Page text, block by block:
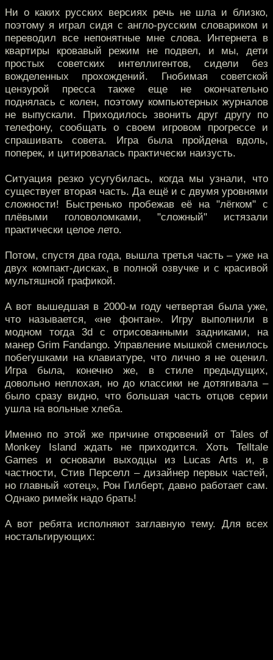
Ни о каких русских версиях речь не шла и близко,
поэтому я играл сидя с англо-русским словариком и
переводил все непонятные мне слова. Интернета в
квартиры кровавый режим не подвел, и мы, дети
простых советских интеллигентов, сидели без
вожделенных прохождений. Гнобимая советской
цензурой пресса также еще не окончательно
поднялась с колен, поэтому компьютерных журналов
не выпускали. Приходилось звонить друг другу по
телефону, сообщать о своем игровом прогрессе и
спрашивать совета. Игра была пройдена вдоль,
поперек, и цитировалась практически наизусть.
Ситуация резко усугубилась, когда мы узнали, что
существует вторая часть. Да ещё и с двумя уровнями
сложности! Быстренько пробежав её на "лёгком" с
плёвыми головоломками, "сложный" истязали
практически целое лето.
Потом, спустя два года, вышла третья часть – уже на
двух компакт-дисках, в полной озвучке и с красивой
мультяшной графикой.
А вот вышедшая в 2000-м году четвертая была уже,
что называется, «не фонтан». Игру выполнили в
модном тогда 3d с отрисованными задниками, на
манер Grim Fandango. Управление мышкой сменилось
побегушками на клавиатуре, что лично я не оценил.
Игра была, конечно же, в стиле предыдущих,
довольно неплохая, но до классики не дотягивала –
было сразу видно, что большая часть отцов серии
ушла на вольные хлеба.
Именно по этой же причине откровений от Tales of
Monkey Island ждать не приходится. Хоть Telltale
Games и основали выходцы из Lucas Arts и, в
частности, Стив Перселл – дизайнер первых частей,
но главный «отец», Рон Гилберт, давно работает сам.
Однако римейк надо брать!
А вот ребята исполняют заглавную тему. Для всех
ностальгирующих: